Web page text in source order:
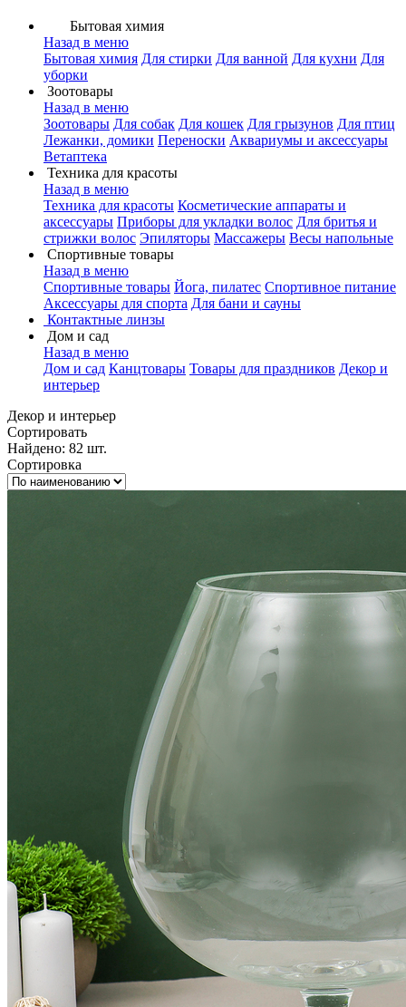
Бытовая химия
Назад в меню
Бытовая химия Для стирки Для ванной Для кухни Для
уборки
Зоотовары
Назад в меню
Зоотовары Для собак Для кошек Для грызунов Для птиц
Лежанки, домики Переноски Аквариумы и аксессуары
Ветаптека
Техника для красоты
Назад в меню
Техника для красоты Косметические аппараты и
аксессуары Приборы для укладки волос Для бритья и
стрижки волос Эпиляторы Массажеры Весы напольные
Спортивные товары
Назад в меню
Спортивные товары Йога, пилатес Спортивное питание
Аксессуары для спорта Для бани и сауны
Контактные линзы
Дом и сад
Назад в меню
Дом и сад Канцтовары Товары для праздников Декор и
интерьер
Декор и интерьер
Сортировать
Найдено: 82 шт.
Сортировка